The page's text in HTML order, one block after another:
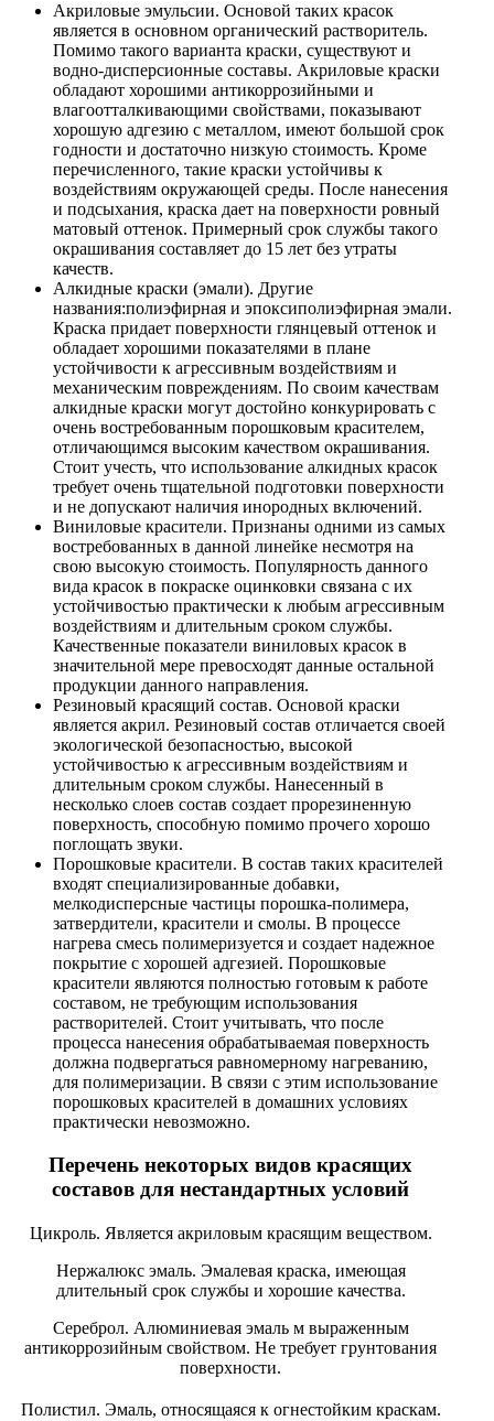
Акриловые эмульсии. Основой таких красок
является в основном органический растворитель.
Помимо такого варианта краски, существуют и
водно-дисперсионные составы. Акриловые краски
обладают хорошими антикоррозийными и
влагоотталкивающими свойствами, показывают
хорошую адгезию с металлом, имеют большой срок
годности и достаточно низкую стоимость. Кроме
перечисленного, такие краски устойчивы к
воздействиям окружающей среды. После нанесения
и подсыхания, краска дает на поверхности ровный
матовый оттенок. Примерный срок службы такого
окрашивания составляет до 15 лет без утраты
качеств.
Алкидные краски (эмали). Другие
названия:полиэфирная и эпоксиполиэфирная эмали.
Краска придает поверхности глянцевый оттенок и
обладает хорошими показателями в плане
устойчивости к агрессивным воздействиям и
механическим повреждениям. По своим качествам
алкидные краски могут достойно конкурировать с
очень востребованным порошковым красителем,
отличающимся высоким качеством окрашивания.
Стоит учесть, что использование алкидных красок
требует очень тщательной подготовки поверхности
и не допускают наличия инородных включений.
Виниловые красители. Признаны одними из самых
востребованных в данной линейке несмотря на
свою высокую стоимость. Популярность данного
вида красок в покраске оцинковки связана с их
устойчивостью практически к любым агрессивным
воздействиям и длительным сроком службы.
Качественные показатели виниловых красок в
значительной мере превосходят данные остальной
продукции данного направления.
Резиновый красящий состав. Основой краски
является акрил. Резиновый состав отличается своей
экологической безопасностью, высокой
устойчивостью к агрессивным воздействиям и
длительным сроком службы. Нанесенный в
несколько слоев состав создает прорезиненную
поверхность, способную помимо прочего хорошо
поглощать звуки.
Порошковые красители. В состав таких красителей
входят специализированные добавки,
мелкодисперсные частицы порошка-полимера,
затвердители, красители и смолы. В процессе
нагрева смесь полимеризуется и создает надежное
покрытие с хорошей адгезией. Порошковые
красители являются полностью готовым к работе
составом, не требующим использования
растворителей. Стоит учитывать, что после
процесса нанесения обрабатываемая поверхность
должна подвергаться равномерному нагреванию,
для полимеризации. В связи с этим использование
порошковых красителей в домашних условиях
практически невозможно.
Перечень некоторых видов красящих
составов для нестандартных условий
Цикроль. Является акриловым красящим веществом.
Нержалюкс эмаль. Эмалевая краска, имеющая
длительный срок службы и хорошие качества.
Сереброл. Алюминиевая эмаль м выраженным
антикоррозийным свойством. Не требует грунтования
поверхности.
Полистил. Эмаль, относящаяся к огнестойким краскам.